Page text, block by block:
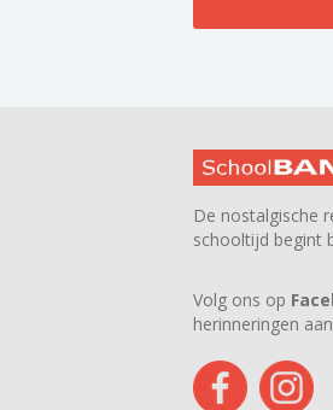
De nostalgische
schooltijd begint
Volg ons op
herinneringen